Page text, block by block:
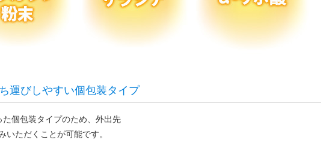
運びしやすい個包装タイプ
た個包装タイプのため、外出先
いただくことが可能です。